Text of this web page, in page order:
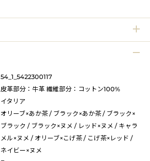
54_1_5422300117
皮革部分：牛革 繊維部分：コットン100%
イタリア
オリーブ×あか茶 / ブラック×あか茶 / ブラック×
ブラック / ブラック×ヌメ / レッド×ヌメ / キャラ
メル×ヌメ / オリーブ×こげ茶 / こげ茶×レッド /
ネイビー×ヌメ